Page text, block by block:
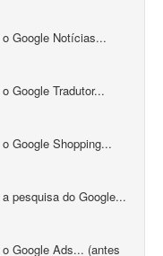
Google Notícias...
Google Tradutor...
Google Shopping...
pesquisa do Google...
Google Ads... (antes